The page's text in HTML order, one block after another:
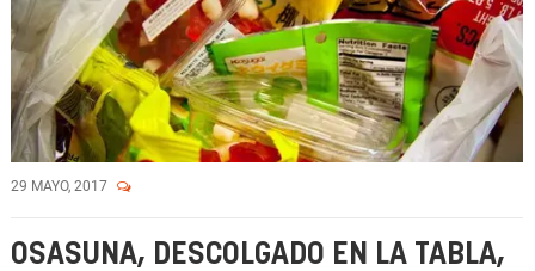
29 MAYO, 2017
OSASUNA, DESCOLGADO EN LA TABLA,